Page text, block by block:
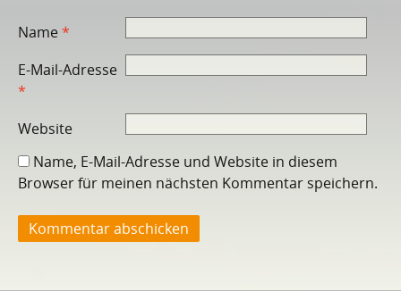
Name*
E-Mail-Adresse
*
Website
Name, E-Mail-Adresse und Website in diesem
Browser für meinen nächsten Kommentar speichern.